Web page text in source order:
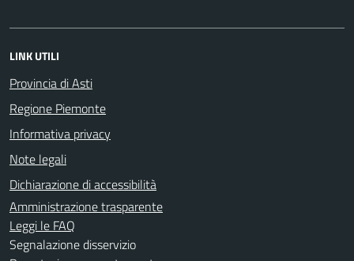
LINK UTILI
Provincia di Asti
Regione Piemonte
Informativa privacy
Note legali
Dichiarazione di accessibilità
Amministrazione trasparente
Leggi le FAQ
Segnalazione disservizio